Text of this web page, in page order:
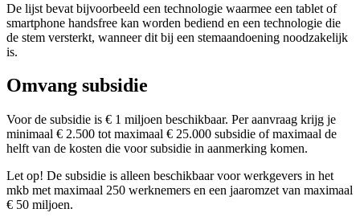
De lijst bevat bijvoorbeeld een technologie waarmee een tablet of
smartphone handsfree kan worden bediend en een technologie die
de stem versterkt, wanneer dit bij een stemaandoening noodzakelijk
is.
Omvang subsidie
Voor de subsidie is € 1 miljoen beschikbaar. Per aanvraag krijg je
minimaal € 2.500 tot maximaal € 25.000 subsidie of maximaal de
helft van de kosten die voor subsidie in aanmerking komen.
Let op! De subsidie is alleen beschikbaar voor werkgevers in het
mkb met maximaal 250 werknemers en een jaaromzet van maximaal
€ 50 miljoen.